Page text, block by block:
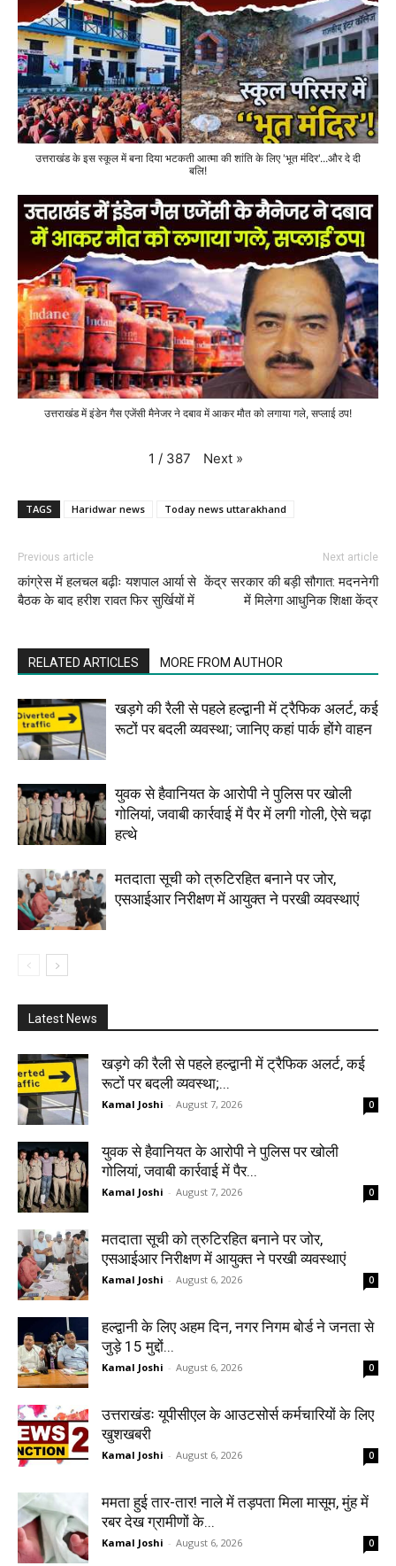
उत्तराखंड के इस स्कूल में बना दिया भटकती आत्मा की शांति के लिए 'भूत मंदिर'...और दे दी
बलि!
उत्तराखंड में इंडेन गैस एजेंसी मैनेजर ने दबाव में आकर मौत को लगाया गले, सप्लाई ठप!
1 / 387 Next »
TAGS Haridwar news Today news uttarakhand
Previous article
कांग्रेस में हलचल बढ़ीः यशपाल आर्या से
बैठक के बाद हरीश रावत फिर सुर्खियों में
Next article
केंद्र सरकार की बड़ी सौगात: मदननेगी
में मिलेगा आधुनिक शिक्षा केंद्र
RELATED ARTICLES MORE FROM AUTHOR
खड़गे की रैली से पहले हल्द्वानी में ट्रैफिक अलर्ट, कई
रूटों पर बदली व्यवस्था; जानिए कहां पार्क होंगे वाहन
युवक से हैवानियत के आरोपी ने पुलिस पर खोली
गोलियां, जवाबी कार्रवाई में पैर में लगी गोली, ऐसे चढ़ा
हत्थे
मतदाता सूची को त्रुटिरहित बनाने पर जोर,
एसआईआर निरीक्षण में आयुक्त ने परखी व्यवस्थाएं
Latest News
खड़गे की रैली से पहले हल्द्वानी में ट्रैफिक अलर्ट, कई
रूटों पर बदली व्यवस्था;...
Kamal Joshi - August 7, 2026 0
युवक से हैवानियत के आरोपी ने पुलिस पर खोली
गोलियां, जवाबी कार्रवाई में पैर...
Kamal Joshi - August 7, 2026 0
मतदाता सूची को त्रुटिरहित बनाने पर जोर,
एसआईआर निरीक्षण में आयुक्त ने परखी व्यवस्थाएं
Kamal Joshi - August 6, 2026 0
हल्द्वानी के लिए अहम दिन, नगर निगम बोर्ड ने जनता से
जुड़े 15 मुद्दों...
Kamal Joshi - August 6, 2026 0
उत्तराखंडः यूपीसीएल के आउटसोर्स कर्मचारियों के लिए
खुशखबरी
Kamal Joshi - August 6, 2026 0
ममता हुई तार-तार! नाले में तड़पता मिला मासूम, मुंह में
रबर देख ग्रामीणों के...
Kamal Joshi - August 6, 2026 0